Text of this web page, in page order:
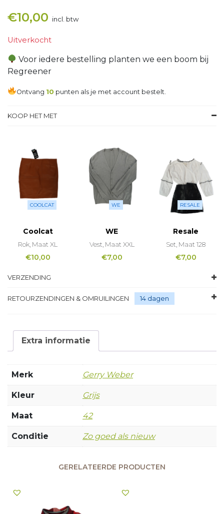
€10,00 incl. btw
Uitverkocht
Voor iedere bestelling planten we een boom bij
Regreener
Ontvang 10 punten als je met account bestelt.
KOOP HET MET
COOLCAT
Coolcat
Rok, Maat XL
€10,00
WE
WE
Vest, Maat XXL
€7,00
RESALE
Resale
Set, Maat 128
€7,00
VERZENDING
RETOURZENDINGEN & OMRUILINGEN 14 dagen
Extra informatie
Merk Gerry Weber
Kleur Grijs
Maat 42
Conditie Zo goed als nieuw
GERELATEERDE PRODUCTEN